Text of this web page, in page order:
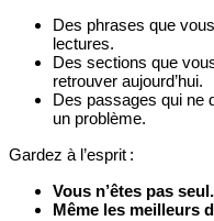
Des phrases que
lectures.
Des sections que
retrouver aujourd’hui.
Des passages qui ne
un problème.
Gardez à l’esprit :
Vous n’êtes pas seul.
Même les meilleurs